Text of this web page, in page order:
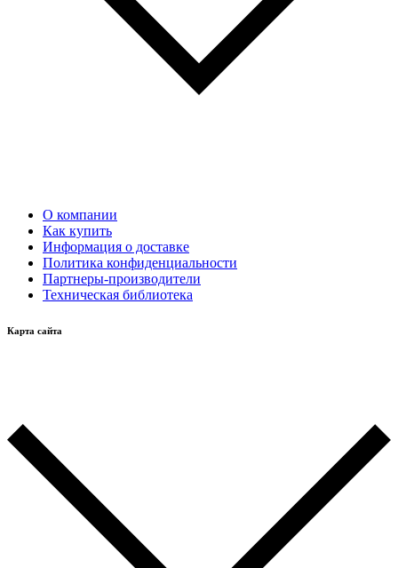
О компании
Как купить
Информация о доставке
Политика конфиденциальности
Партнеры-производители
Техническая библиотека
Карта сайта